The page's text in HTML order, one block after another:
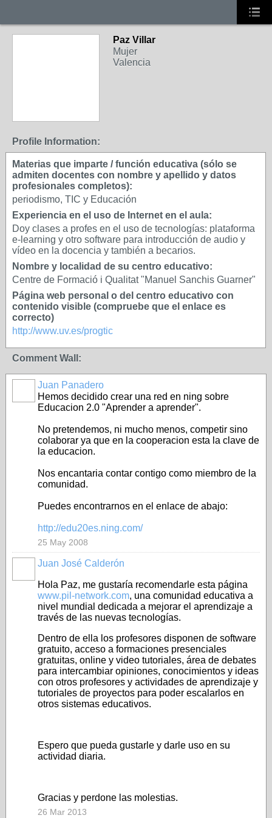
Paz Villar
Mujer
Valencia
Profile Information:
Materias que imparte / función educativa (sólo se
admiten docentes con nombre y apellido y datos
profesionales completos):
periodismo, TIC y Educación
Experiencia en el uso de Internet en el aula:
Doy clases a profes en el uso de tecnologías: plataforma
e-learning y otro software para introducción de audio y
vídeo en la docencia y también a becarios.
Nombre y localidad de su centro educativo:
Centre de Formació i Qualitat "Manuel Sanchis Guarner"
Página web personal o del centro educativo con
contenido visible (compruebe que el enlace es
correcto)
http://www.uv.es/progtic
Comment Wall:
Juan Panadero
Hemos decidido crear una red en ning sobre
Educacion 2.0 "Aprender a aprender".
No pretendemos, ni mucho menos, competir sino
colaborar ya que en la cooperacion esta la clave de
la educacion.
Nos encantaria contar contigo como miembro de la
comunidad.
Puedes encontrarnos en el enlace de abajo:
http://edu20es.ning.com/
25 May 2008
Juan José Calderón
Hola Paz, me gustaría recomendarle esta página
www.pil-network.com, una comunidad educativa a
nivel mundial dedicada a mejorar el aprendizaje a
través de las nuevas tecnologías.
Dentro de ella los profesores disponen de software
gratuito, acceso a formaciones presenciales
gratuitas, online y video tutoriales, área de debates
para intercambiar opiniones, conocimientos y ideas
con otros profesores y actividades de aprendizaje y
tutoriales de proyectos para poder escalarlos en
otros sistemas educativos.
Espero que pueda gustarle y darle uso en su
actividad diaria.
Gracias y perdone las molestias.
26 Mar 2013